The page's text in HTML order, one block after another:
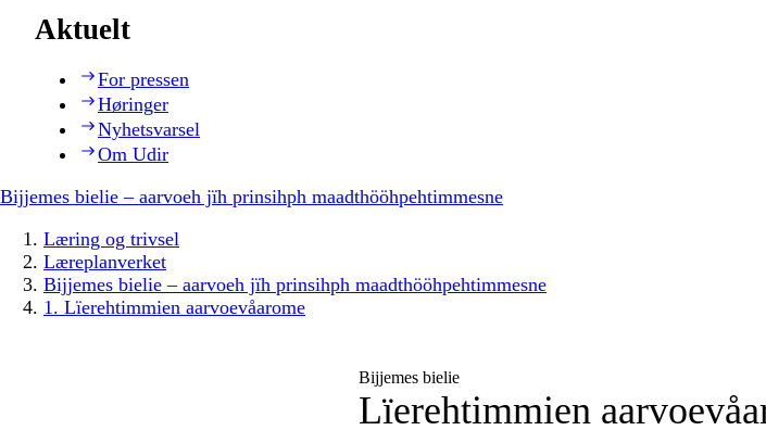
Aktuelt
For pressen
Høringer
Nyhetsvarsel
Om Udir
Bijjemes bielie – aarvoeh jïh prinsihph maadthööhpehtimmesne
Læring og trivsel
Læreplanverket
Bijjemes bielie – aarvoeh jïh prinsihph maadthööhpehtimmesne
1. Lïerehtimmien aarvoevåarome
Bijjemes bielie
Lïerehtimmien